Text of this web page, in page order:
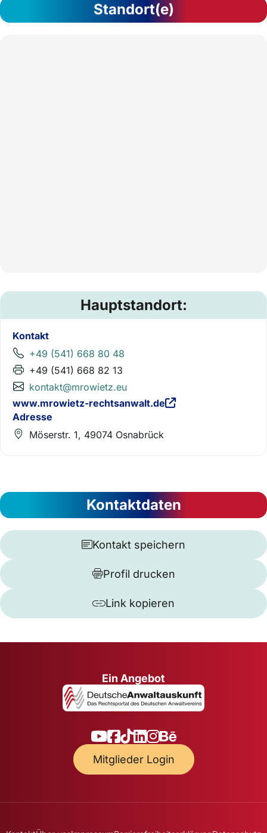
Standort(e)
Hauptstandort:
Kontakt
+49 (541) 668 80 48
+49 (541) 668 82 13
kontakt@mrowietz.eu
www.mrowietz-rechtsanwalt.de
Adresse
Möserstr. 1, 49074 Osnabrück
Kontaktdaten
Kontakt speichern
Profil drucken
Link kopieren
Ein Angebot
Mitglieder Login